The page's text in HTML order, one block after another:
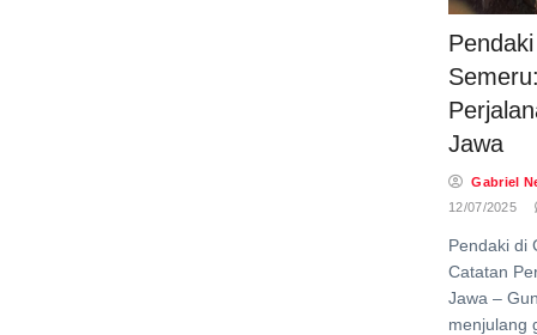
Jawa
Gabriel
12/07/2025
Pendaki di
Catatan
Jawa –
menjulang